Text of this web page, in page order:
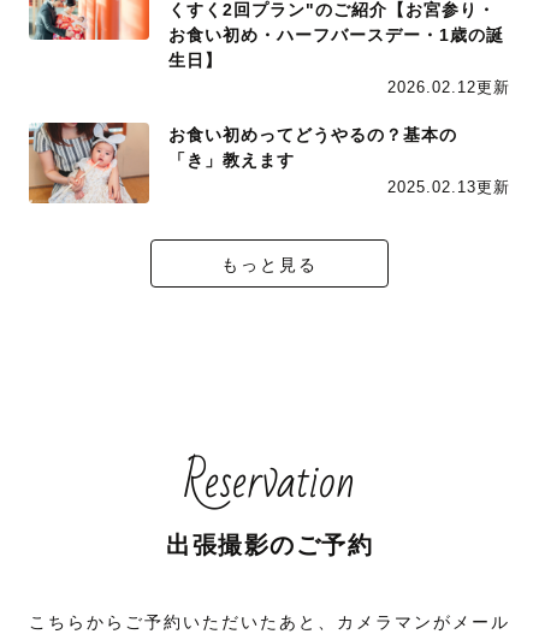
くすく2回プラン"のご紹介【お宮参り・
お食い初め・ハーフバースデー・1歳の誕
生日】
2026.02.12更新
お食い初めってどうやるの？基本の
「き」教えます
2025.02.13更新
もっと見る
Reservation
出張撮影のご予約
こちらからご予約いただいたあと、カメラマンがメール